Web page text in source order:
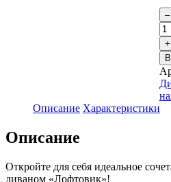
–
+
Описание Характеристики
Описание
Откройте для себя идеальное
диваном «Лофтовик»!